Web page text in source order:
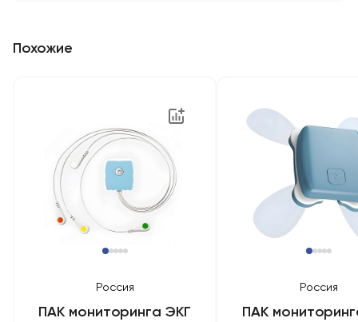
Похожие
ПАК мониторинга ЭКГ
Россия
ПАК
Россия